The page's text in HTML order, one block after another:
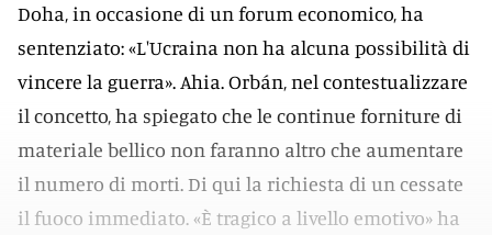
Doha, in occasione di un forum economico, ha
sentenziato: «L'Ucraina non ha alcuna possibilità di
vincere la guerra». Ahia. Orbán, nel contestualizzare
il concetto, ha spiegato che le continue forniture di
materiale bellico non faranno altro che aumentare
il numero di morti. Di qui la richiesta di un cessate
il fuoco immediato. «È tragico a livello emotivo» ha